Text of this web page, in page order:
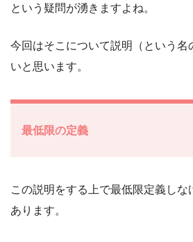
という疑問が湧きますよね。
今回はそこについて説明（という名
いと思います。
最低限の定義
この説明をする上で最低限定義し
あります。